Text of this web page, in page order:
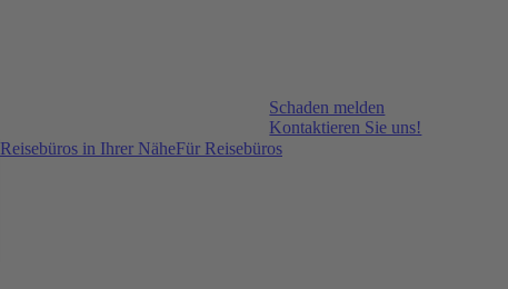
Schaden melden
Kontaktieren Sie uns!
Reisebüros in Ihrer NäheFür Reisebüros